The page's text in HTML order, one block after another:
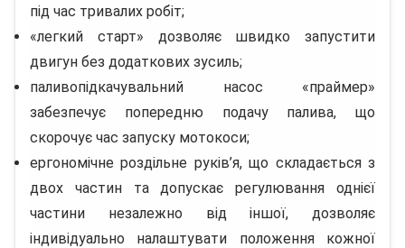
під час тривалих робіт;
«легкий старт» дозволяє швидко запустити
двигун без додаткових зусиль;
паливопідкачувальний насос «праймер»
забезпечує попередню подачу палива, що
скорочує час запуску мотокоси;
ергономічне роздільне руків’я, що складається з
двох частин та допускає регулювання однієї
частини незалежно від іншої, дозволяє
індивідуально налаштувати положення кожної